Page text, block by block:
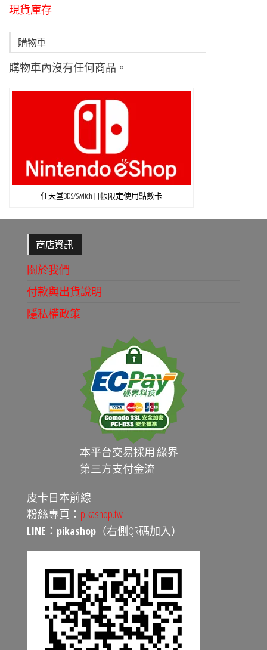
現貨庫存
購物車
購物車內沒有任何商品。
任天堂3DS/Switch日帳限定使用點數卡
商店資訊
關於我們
付款與出貨說明
隱私權政策
本平台交易採用 綠界
第三方支付金流
皮卡日本前線
粉絲專頁： pikashop.tw
LINE：pikashop （右側QR碼加入）